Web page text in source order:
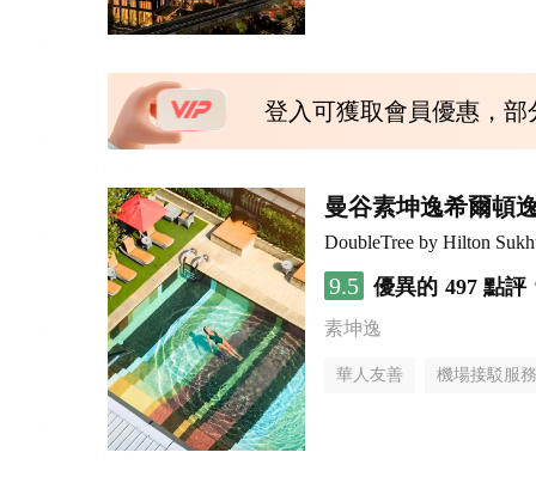
登入可獲取會員優惠，
曼谷素坤逸希爾頓
DoubleTree by Hilton
9.5 優異的 497 點評
素坤逸
華人友善 機場接駁服務